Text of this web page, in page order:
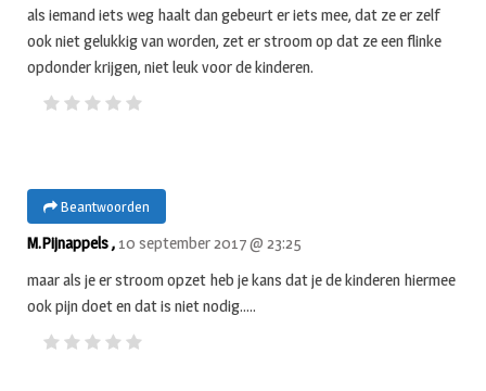
als iemand iets weg haalt dan gebeurt er iets mee, dat ze er zelf
ook niet gelukkig van worden, zet er stroom op dat ze een flinke
opdonder krijgen, niet leuk voor de kinderen.
Beantwoorden
M.Pijnappels , 10 september 2017 @ 23:25
maar als je er stroom opzet heb je kans dat je de kinderen hiermee
ook pijn doet en dat is niet nodig…..